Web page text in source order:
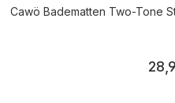
Cawö Badematten Two-Tone